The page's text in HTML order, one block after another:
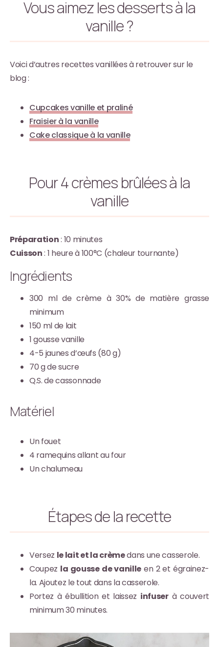
Vous aimez les desserts à la
vanille ?
Voici d’autres recettes vanillées à retrouver sur le
blog :
Cupcakes vanille et praliné
Fraisier à la vanille
Cake classique à la vanille
Pour 4 crèmes brûlées à la
vanille
Préparation: 10 minutes
Cuisson: 1 heure à 100°C (chaleur tournante)
Ingrédients
300 ml de crème à 30% de matière grasse
minimum
150 ml de lait
1 gousse vanille
4-5 jaunes d’œufs (80 g)
70 g de sucre
Q.S. de cassonnade
Matériel
Un fouet
4 ramequins allant au four
Un chalumeau
Étapes de la recette
Versez le lait et la crèmedans une casserole.
Coupez la gousse de vanille en 2 et égrainez-
la. Ajoutez le tout dans la casserole.
Portez à ébullition et laissez infuserà couvert
minimum 30 minutes.